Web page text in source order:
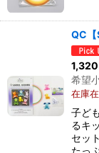
QC【
1,320
希望
在庫
子ど
るキ
セッ
たっ